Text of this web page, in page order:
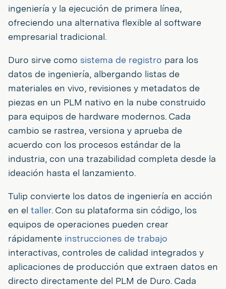
ingeniería y la ejecución de primera línea,
ofreciendo una alternativa flexible al software
empresarial tradicional.
Duro sirve como sistema de registro para los
datos de ingeniería, albergando listas de
materiales en vivo, revisiones y metadatos de
piezas en un PLM nativo en la nube construido
para equipos de hardware modernos. Cada
cambio se rastrea, versiona y aprueba de
acuerdo con los procesos estándar de la
industria, con una trazabilidad completa desde la
ideación hasta el lanzamiento.
Tulip convierte los datos de ingeniería en acción
en el taller. Con su plataforma sin código, los
equipos de operaciones pueden crear
rápidamente instrucciones de trabajo
interactivas, controles de calidad integrados y
aplicaciones de producción que extraen datos en
directo directamente del PLM de Duro. Cada